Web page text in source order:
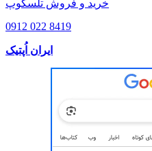
خرید و فروش تلسکوپ
0912 022 8419
ایران اُپتیک